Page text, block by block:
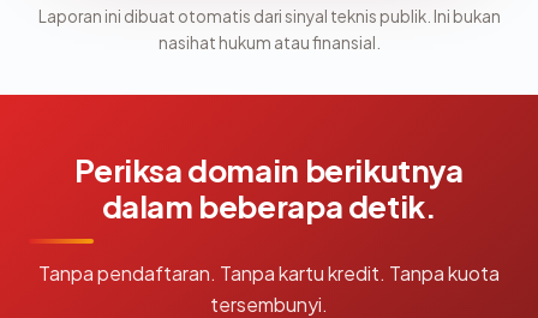
Laporan ini dibuat otomatis dari sinyal teknis publik. Ini bukan
nasihat hukum atau finansial.
Periksa domain berikutnya
dalam beberapa detik.
Tanpa pendaftaran. Tanpa kartu kredit. Tanpa kuota
tersembunyi.